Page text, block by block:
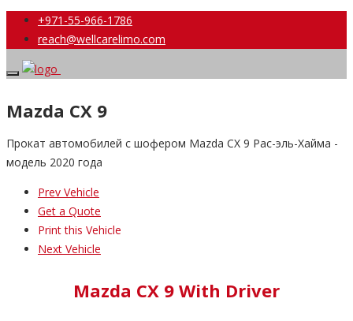
+971-55-966-1786
reach@wellcarelimo.com
Mazda CX 9
Прокат автомобилей с шофером Mazda CX 9 Рас-эль-Хайма -
модель 2020 года
Prev Vehicle
Get a Quote
Print this Vehicle
Next Vehicle
Mazda CX 9 With Driver